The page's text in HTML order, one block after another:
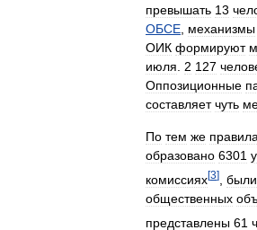
превышать 13
ОБСЕ, механизмы
ОИК формируют
июля. 2 127
Оппозиционные
составляет чуть
По тем же
образовано 6301
комиссиях[3] были
общественных
представлены 61